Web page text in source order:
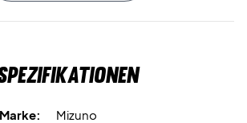
Marke:
Mizuno